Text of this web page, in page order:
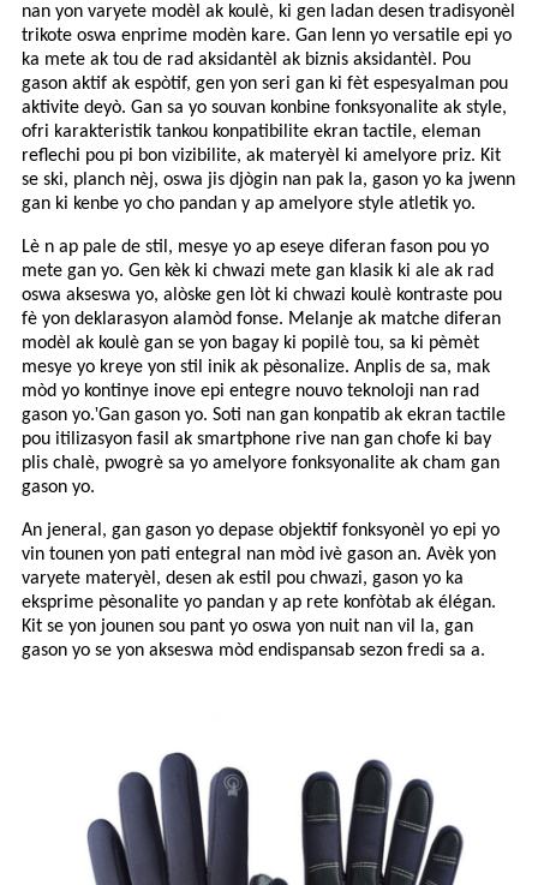
nan yon varyete modèl ak koulè, ki gen ladan desen tradisyonèl
trikote oswa enprime modèn kare. Gan lenn yo versatile epi yo
ka mete ak tou de rad aksidantèl ak biznis aksidantèl. Pou
gason aktif ak espòtif, gen yon seri gan ki fèt espesyalman pou
aktivite deyò. Gan sa yo souvan konbine fonksyonalite ak style,
ofri karakteristik tankou konpatibilite ekran tactile, eleman
reflechi pou pi bon vizibilite, ak materyèl ki amelyore priz. Kit
se ski, planch nèj, oswa jis djògin nan pak la, gason yo ka jwenn
gan ki kenbe yo cho pandan y ap amelyore style atletik yo.
Lè n ap pale de stil, mesye yo ap eseye diferan fason pou yo
mete gan yo. Gen kèk ki chwazi mete gan klasik ki ale ak rad
oswa akseswa yo, alòske gen lòt ki chwazi koulè kontraste pou
fè yon deklarasyon alamòd fonse. Melanje ak matche diferan
modèl ak koulè gan se yon bagay ki popilè tou, sa ki pèmèt
mesye yo kreye yon stil inik ak pèsonalize. Anplis de sa, mak
mòd yo kontinye inove epi entegre nouvo teknoloji nan rad
gason yo.'Gan gason yo. Soti nan gan konpatib ak ekran tactile
pou itilizasyon fasil ak smartphone rive nan gan chofe ki bay
plis chalè, pwogrè sa yo amelyore fonksyonalite ak cham gan
gason yo.
An jeneral, gan gason yo depase objektif fonksyonèl yo epi yo
vin tounen yon pati entegral nan mòd ivè gason an. Avèk yon
varyete materyèl, desen ak estil pou chwazi, gason yo ka
eksprime pèsonalite yo pandan y ap rete konfòtab ak élégan.
Kit se yon jounen sou pant yo oswa yon nuit nan vil la, gan
gason yo se yon akseswa mòd endispansab sezon fredi sa a.